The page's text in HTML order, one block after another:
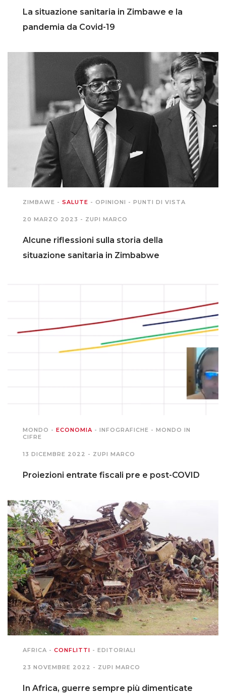
La situazione sanitaria in Zimbawe e la
pandemia da Covid-19
ZIMBAWE - SALUTE - OPINIONI - PUNTI DI VISTA
20 MARZO 2023 - ZUPI MARCO
Alcune riflessioni sulla storia della
situazione sanitaria in Zimbabwe
MONDO - ECONOMIA - INFOGRAFICHE - MONDO IN
CIFRE
13 DICEMBRE 2022 - ZUPI MARCO
Proiezioni entrate fiscali pre e post-COVID
AFRICA - CONFLITTI - EDITORIALI
23 NOVEMBRE 2022 - ZUPI MARCO
In Africa, guerre sempre più dimenticate